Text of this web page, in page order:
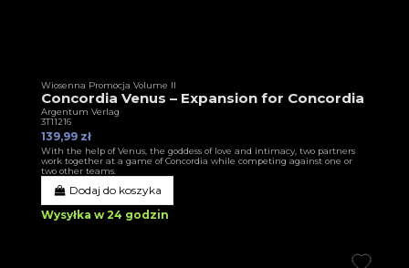
Wiosenna Promocja Volume II
Concordia Venus – Expansion for Concordia
Argentum Verlag
3T11216
139,99 zł
With the help of Venus, the goddess of love and intimacy, two partners
work together at a game of Concordia while competing against one or
two other teams.
Dodaj do koszyka
Wysyłka w 24 godzin